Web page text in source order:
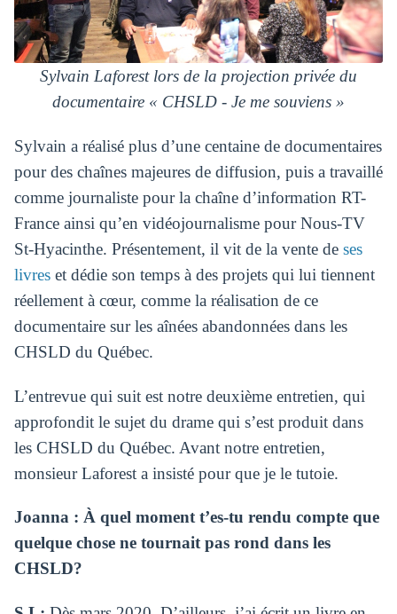
Sylvain Laforest lors de la projection privée du
documentaire « CHSLD - Je me souviens »
Sylvain a réalisé plus d’une centaine de documentaires
pour des chaînes majeures de diffusion, puis a travaillé
comme journaliste pour la chaîne d’information RT-
France ainsi qu’en vidéojournalisme pour Nous-TV
St-Hyacinthe. Présentement, il vit de la vente de ses
livreset dédie son temps à des projets qui lui tiennent
réellement à cœur, comme la réalisation de ce
documentaire sur les aînées abandonnées dans les
CHSLD du Québec.
L’entrevue qui suit est notre deuxième entretien, qui
approfondit le sujet du drame qui s’est produit dans
les CHSLD du Québec. Avant notre entretien,
monsieur Laforest a insisté pour que je le tutoie.
Joanna : À quel moment t’es-tu rendu compte que
quelque chose ne tournait pas rond dans les
CHSLD?